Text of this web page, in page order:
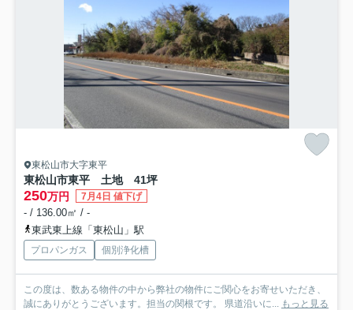
東松山市大字東平
東松山市東平 土地 41坪
250万円 7月4日 値下げ
- / 136.00㎡ / -
東武東上線「東松山」駅
プロパンガス 個別浄化槽
この度は、数ある物件の中から弊社の物件にご関心をお寄せいただき、
誠にありがとうございます。担当の関根です。 県道沿いに...
もっと見る